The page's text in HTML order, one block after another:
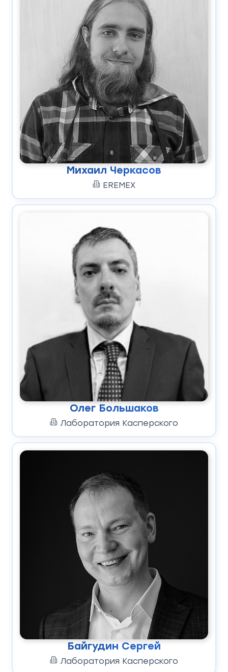
Михаил Черкасов
EREMEX
Олег Большаков
Лаборатория Касперского
Байгудин Сергей
Лаборатория Касперского